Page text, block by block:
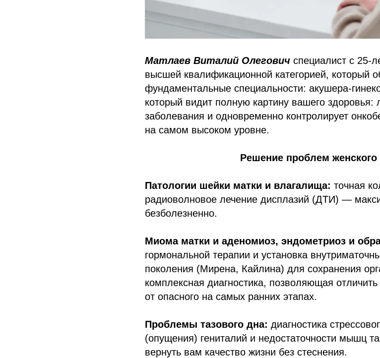
Матлаев Виталий Олегович специалист с 25-
высшей квалификационной категорией, который
фундаментальные специальности: акушера-
который видит полную картину вашего здоровья:
заболевания и одновременно контролирует
на самом высоком уровне.
Решение проблем женского
Патологии шейки матки и влагалища: точная
радиоволновое лечение дисплазий (ДТИ) —
безболезненно.
Миома матки и аденомиоз, эндометриоз и
гормональной терапии и установка
поколения (Мирена, Кайлина) для сохранения
комплексная диагностика, позволяющая
от опасного на самых ранних этапах.
Проблемы тазового дна: диагностика
(опущения) гениталий и недостаточности мышц
вернуть вам качество жизни без стеснения.